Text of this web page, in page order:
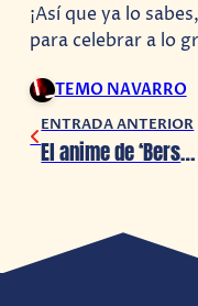
¡Así que ya lo
para celebrar a lo
TEMO NAVARRO
ENTRADA ANTERIOR
El anime de ‘Berserk: The Black Swordsman’ en problemas legales